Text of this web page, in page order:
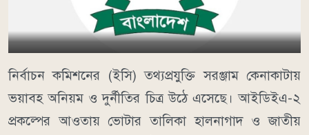
নির্বাচন কমিশনের (ইসি) তথ্যপ্রযুক্তি সরঞ্জাম কেনাকাটায়
ভয়াবহ অনিয়ম ও দুর্নীতির চিত্র উঠে এসেছে। আইডিইএ-২
প্রকল্পের আওতায় ভোটার তালিকা হালনাগাদ ও জাতীয়